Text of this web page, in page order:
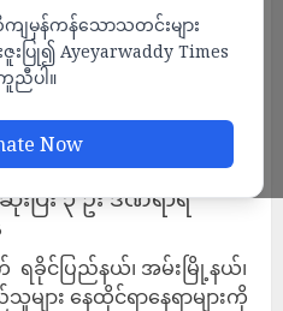
မှန်ကန်သောသတင်းများ
ြု၍ Ayeyarwaddy Times
ပါ။
Now
ောင်းမှ ဗုံးကြဲတိုက်ခိုက်မှု
ပြီး ၃ ဦး ဒဏ်ရာရ
ခိုင်ပြည်နယ်၊ အမ်းမြို့နယ်၊
ျား နေထိုင်ရာနေရာများကို